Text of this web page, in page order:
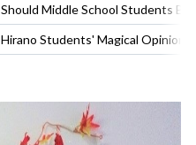
Should Middle School Students
Hirano Students' Magical Opinion